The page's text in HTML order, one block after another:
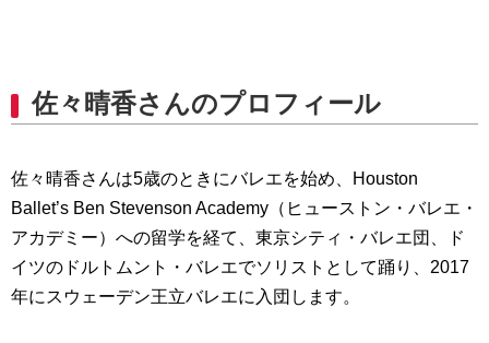
佐々晴香さんのプロフィール
佐々晴香さんは5歳のときにバレエを始め、Houston
Ballet’s Ben Stevenson Academy（ヒューストン・バレエ・
アカデミー）への留学を経て、東京シティ・バレエ団、ド
イツのドルトムント・バレエでソリストとして踊り、2017
年にスウェーデン王立バレエに入団します。